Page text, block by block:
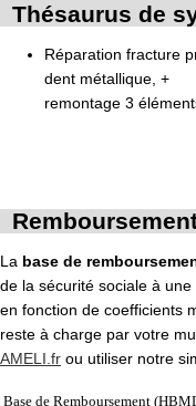
Thésaurus de
Réparation fracture
dent métallique, +
remontage 3
La base de
de la sécurité sociale à
en fonction de coefficients
reste à charge par votre
AMELI.fr ou utiliser notre
Base de Remboursement